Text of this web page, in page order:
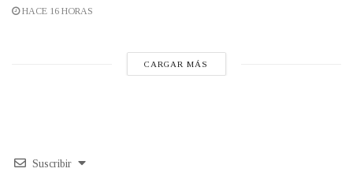
HACE 16 HORAS
CARGAR MÁS
Suscribir